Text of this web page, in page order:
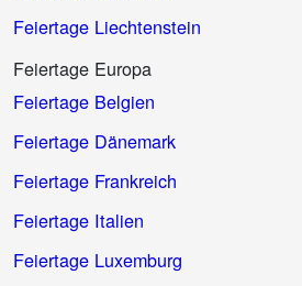
Feiertage Liechtenstein
Feiertage Europa
Feiertage Belgien
Feiertage Dänemark
Feiertage Frankreich
Feiertage Italien
Feiertage Luxemburg